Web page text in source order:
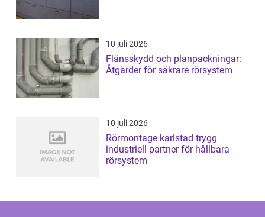
10 juli 2026
Flänsskydd och planpackningar:
Åtgärder för säkrare rörsystem
10 juli 2026
Rörmontage karlstad trygg
industriell partner för hållbara
rörsystem